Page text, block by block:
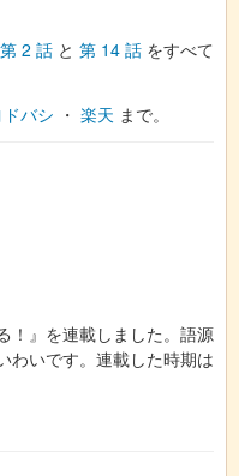
第 2 話 と 第 14 話 をすべて
ドバシ ・ 楽天 まで。
！』を連載しました。語源
わいです。連載した時期は